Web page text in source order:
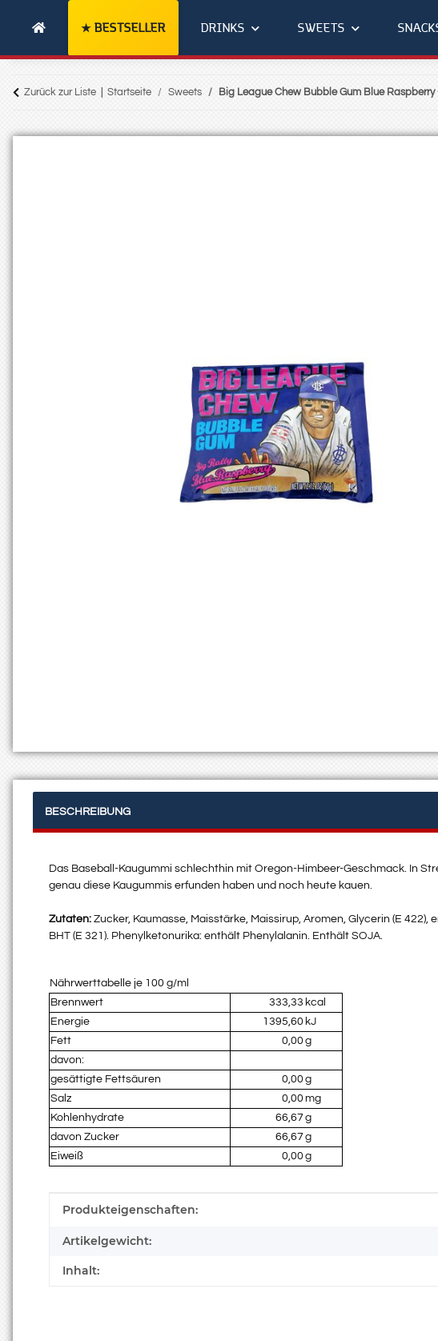
BESTSELLER DRINKS SWEETS
Zurück zur Liste Startseite Sweets Big League Chew Bubble Gum Blue Raspberry
BESCHREIBUNG
Das Baseball-Kaugummi schlechthin mit Oregon-Himbeer-Geschmack. In
genau diese Kaugummis erfunden haben und noch heute kauen.
Zutaten: Zucker, Kaumasse, Maisstärke, Maissirup, Aromen, Glycerin (E
BHT (E 321). Phenylketonurika: enthält Phenylalanin. Enthält SOJA.
Nährwerttabelle je 100 g/ml
Brennwert
333,33 kcal
Energie
1395,60 kJ
Fett
0,00 g
davon:
gesättigte Fettsäuren
0,00 g
Salz
0,00 mg
Kohlenhydrate
66,67 g
davon Zucker
66,67 g
Eiweiß
0,00 g
Produkteigenschaft
Wert
Produkteigenschaften:
Artikelgewicht:
Inhalt: